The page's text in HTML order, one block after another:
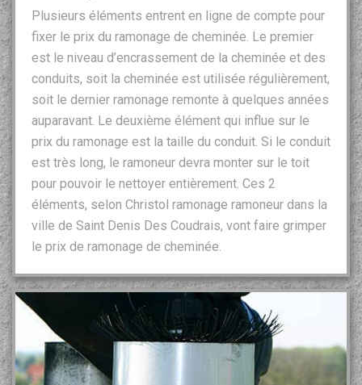
Plusieurs éléments entrent en ligne de compte pour
fixer le prix du ramonage de cheminée. Le premier
est le niveau d’encrassement de la cheminée et des
conduits, soit la cheminée est utilisée régulièrement,
soit le dernier ramonage remonte à quelques années
auparavant. Le deuxième élément qui influe sur le
prix du ramonage est la taille du conduit. Si le conduit
est très long, le ramoneur devra monter sur le toit
pour pouvoir le nettoyer entièrement. Ces 2
éléments, selon Christol ramonage ramoneur dans la
ville de Saint Denis Des Coudrais, vont faire grimper
le prix de ramonage de cheminée.